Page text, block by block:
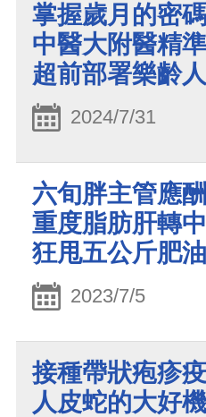
掌握歲月的密
中醫大附醫精
超前部署樂齡
2024/7/31
六旬胖主管應
重度脂肪肝轉
狂甩五公斤肥
2023/7/5
接種帶狀疱疹
人皮蛇的大好